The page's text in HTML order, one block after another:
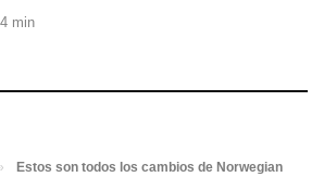
min
Estos son todos los cambios de Norwegian